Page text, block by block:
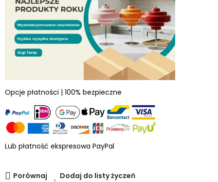
Opcje płatności | 100% bezpieczne
Lub płatność ekspresowa PayPal
Porównaj Dodaj do listy życzeń